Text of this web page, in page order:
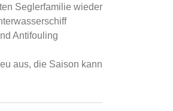
Seglerfamilie wieder
Antifouling
aus, die Saison kann